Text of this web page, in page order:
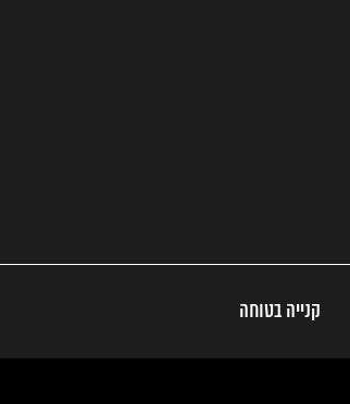
קנייה בטוחה